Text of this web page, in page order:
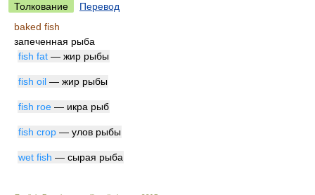
Толкование
Перевод
baked fish
запеченная рыба
fish fat — жир рыбы
fish oil — жир рыбы
fish roe — икра рыб
fish crop — улов рыбы
wet fish — сырая рыба